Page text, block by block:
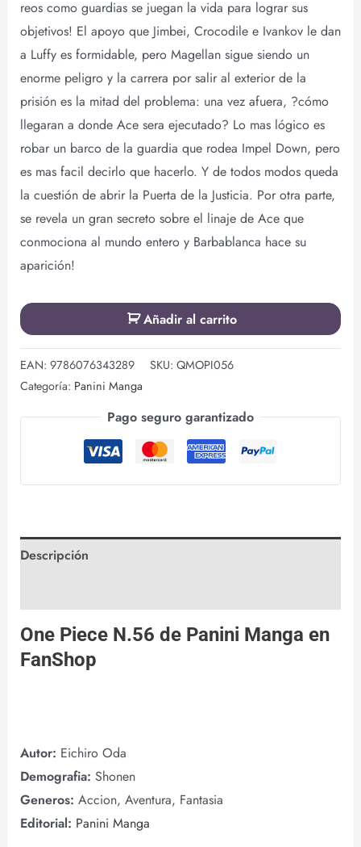
reos como guardias se juegan la vida para lograr sus
objetivos! El apoyo que Jimbei, Crocodile e Ivankov le dan
a Luffy es formidable, pero Magellan sigue siendo un
enorme peligro y la carrera por salir al exterior de la
prisión es la mitad del problema: una vez afuera, ?cómo
llegaran a donde Ace sera ejecutado? Lo mas lógico es
robar un barco de la guardia que rodea Impel Down, pero
es mas facil decirlo que hacerlo. Y de todos modos queda
la cuestión de abrir la Puerta de la Justicia. Por otra parte,
se revela un gran secreto sobre el linaje de Ace que
conmociona al mundo entero y Barbablanca hace su
aparición!
Añadir al carrito
EAN: 9786076343289 SKU: QMOPI056
Categoría: Panini Manga
Pago seguro garantizado
Descripción
One Piece N.56 de Panini Manga en
FanShop
Autor: Eichiro Oda
Demografia: Shonen
Generos: Accion, Aventura, Fantasia
Editorial: Panini Manga